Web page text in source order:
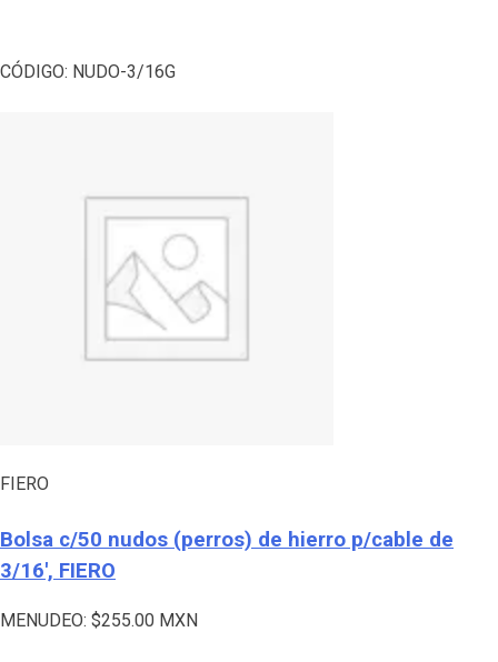
CÓDIGO: NUDO-3/16G
FIERO
Bolsa c/50 nudos (perros) de hierro p/cable de
3/16′, FIERO
MENUDEO: $255.00 MXN